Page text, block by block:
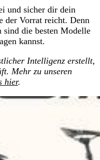
und sicher dir dein
der Vorrat reicht. Denn
sind die besten Modelle
kannst.
Intelligenz erstellt,
Mehr zu unseren
hier.